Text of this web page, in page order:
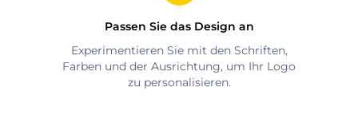
Passen Sie das Design an
Experimentieren Sie mit den Schriften,
Farben und der Ausrichtung, um Ihr Logo
zu personalisieren.